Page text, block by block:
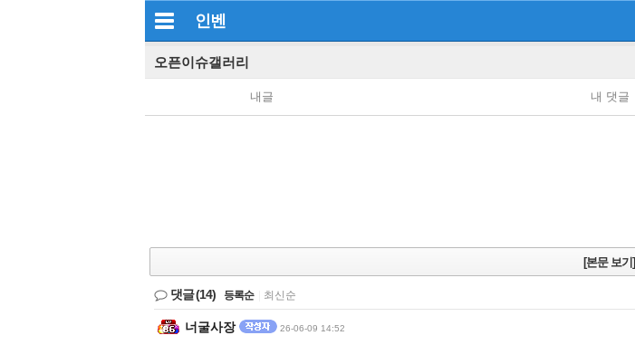
인벤
오픈이슈갤러리
내글 내 댓글
[본문 보기]
댓글(14) 등록순 최신순
너굴사장 26-06-09 14:52